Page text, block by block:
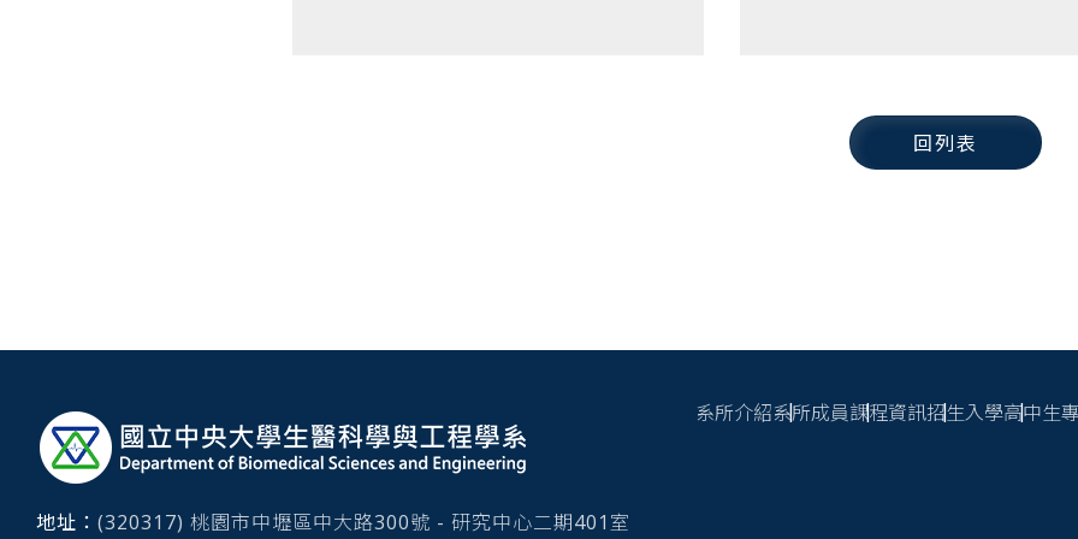
回列表
地址： (320317) 桃園市中壢區中大路300號 - 研究中心二期401室
頁尾連結
系所介紹系所成員課程資訊招生入學高中生